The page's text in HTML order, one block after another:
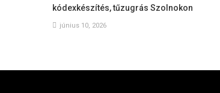
kódexkészítés, tűzugrás Szolnokon
június 10, 2026